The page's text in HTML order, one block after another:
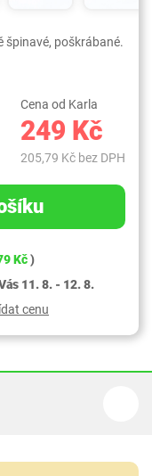
špinavé, poškrábané.
Cena od Karla
249 Kč
205,79 Kč bez DPH
Kč)
11. 8. - 12. 8.
cenu